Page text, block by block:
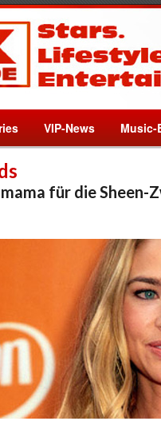
VIP-News Music-
für die Sheen-